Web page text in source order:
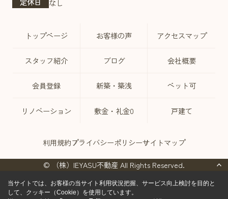
トップページ お客様の声 アクセスマップ
スタッフ紹介 ブログ 会社概要
会員登録 新築・築浅 ペット可
リノベーション 敷金・礼金0 戸建て
利用規約プライバシーポリシーサイトマップ
© （株）IEYASU不動産 All Rights Reserved.
当サイトでは、お客様の当サイト利用状況把握、サービス向上検討を目的と
して、クッキー（Cookie）を使用しています。